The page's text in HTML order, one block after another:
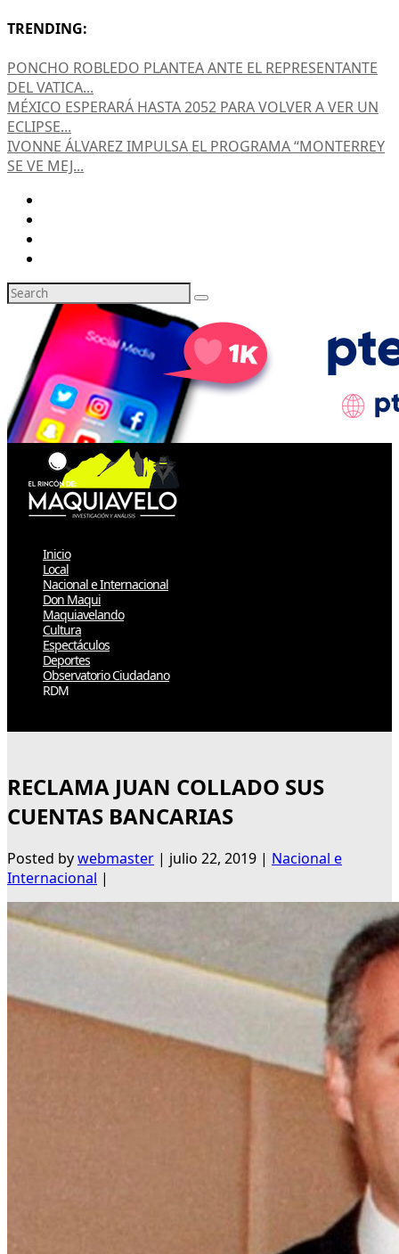
TRENDING:
PONCHO ROBLEDO PLANTEA ANTE EL REPRESENTANTE
DEL VATICA...
MÉXICO ESPERARÁ HASTA 2052 PARA VOLVER A VER UN
ECLIPSE...
IVONNE ÁLVAREZ IMPULSA EL PROGRAMA “MONTERREY
SE VE MEJ...
Inicio
Local
Nacional e Internacional
Don Maqui
Maquiavelando
Cultura
Espectáculos
Deportes
Observatorio Ciudadano
RDM
RECLAMA JUAN COLLADO SUS
CUENTAS BANCARIAS
Posted bywebmaster | julio 22, 2019 | Nacional e
Internacional |